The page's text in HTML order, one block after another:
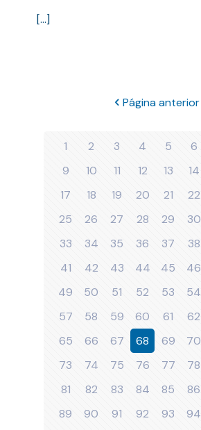
[…]
Página anterior
1 2 3 4 5 6
9
10 11 12 13 14
17
18 19 20 21 22
25
26 27 28 29 30
33
34 35 36 37 38
41
42 43 44 45 46
49
50 51 52 53 54
57
58 59 60 61 62
65
66 67 68 69 70
73
74 75 76 77 78
81
82 83 84 85 86
89
90 91 92 93 94